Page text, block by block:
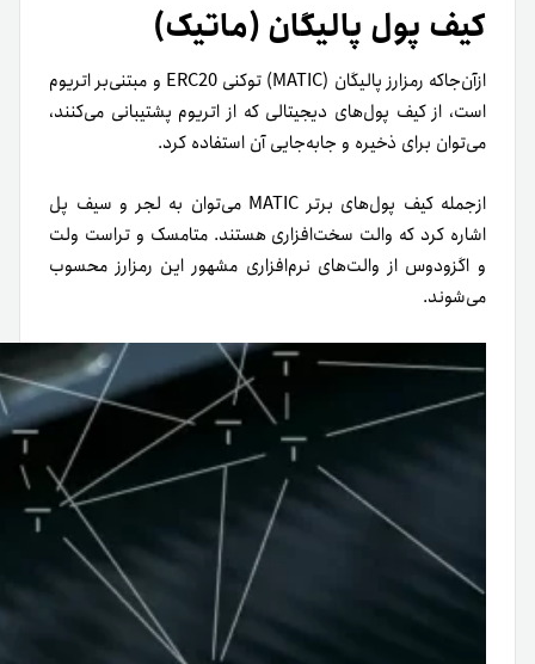
کیف پول پالیگان (ماتیک)
ازآن‌جاکه رمزارز پالیگان (MATIC) توکنی ERC20 و مبتنی‌بر اتریوم
است، از کیف پول‌های دیجیتالی که از اتریوم پشتیبانی می‌کنند،
می‌توان برای ذخیره و جابه‌جایی آن استفاده کرد.
از‌جمله کیف پول‌های برتر MATIC می‌توان به لجر و سیف پل
اشاره کرد که والت سخت‌افزاری هستند. متامسک و تراست ولت
و اگزودوس از والت‌های نرم‌افزاری مشهور این رمزارز محسوب
می‌شوند.